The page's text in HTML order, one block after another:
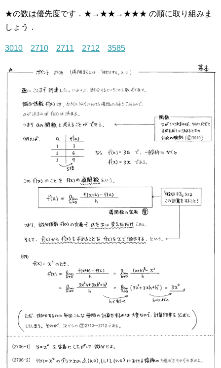
★の数は優先度です．★→★★→★★★ の順に取り組みま
しょう．
3010 2710 2711 2712 3585